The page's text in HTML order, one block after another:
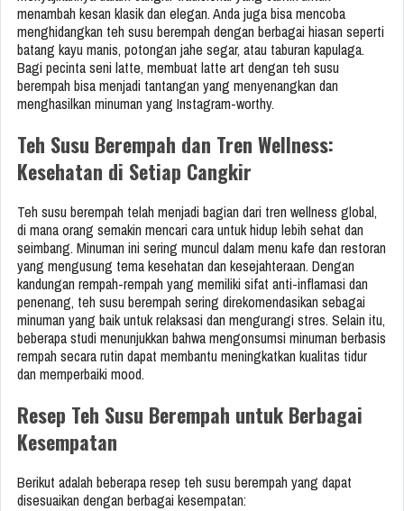
menambah kesan klasik dan elegan. Anda juga bisa mencoba
menghidangkan teh susu berempah dengan berbagai hiasan seperti
batang kayu manis, potongan jahe segar, atau taburan kapulaga.
Bagi pecinta seni latte, membuat latte art dengan teh susu
berempah bisa menjadi tantangan yang menyenangkan dan
menghasilkan minuman yang Instagram-worthy.
Teh Susu Berempah dan Tren Wellness:
Kesehatan di Setiap Cangkir
Teh susu berempah telah menjadi bagian dari tren wellness global,
di mana orang semakin mencari cara untuk hidup lebih sehat dan
seimbang. Minuman ini sering muncul dalam menu kafe dan restoran
yang mengusung tema kesehatan dan kesejahteraan. Dengan
kandungan rempah-rempah yang memiliki sifat anti-inflamasi dan
penenang, teh susu berempah sering direkomendasikan sebagai
minuman yang baik untuk relaksasi dan mengurangi stres. Selain itu,
beberapa studi menunjukkan bahwa mengonsumsi minuman berbasis
rempah secara rutin dapat membantu meningkatkan kualitas tidur
dan memperbaiki mood.
Resep Teh Susu Berempah untuk Berbagai
Kesempatan
Berikut adalah beberapa resep teh susu berempah yang dapat
disesuaikan dengan berbagai kesempatan: